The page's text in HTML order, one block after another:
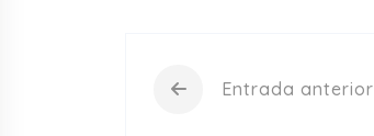
Entrada anterior